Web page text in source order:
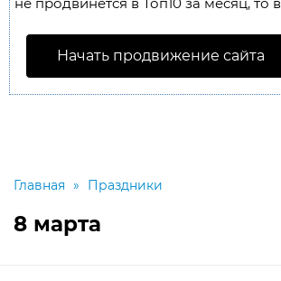
Начать продвижение сайта
Главная » Праздники
8 марта